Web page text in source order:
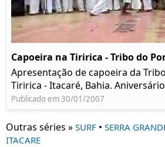
Capoeira na Tiririca - Tribo do
Apresentação de capoeira da
Tiririca - Itacaré, Bahia.
Publicado em 30/01/2007
Outras séries » SURF • SERRA
ITACARE